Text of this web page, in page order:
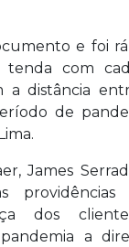
e foi
com
a distância
de
James
providências
dos
a